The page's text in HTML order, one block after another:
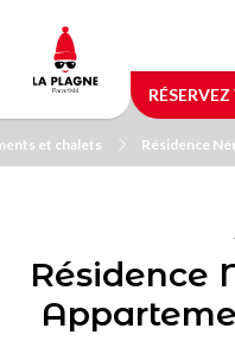
contenu
principal
et chalets Résidence
Résidence